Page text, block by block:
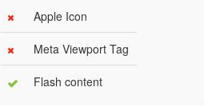
Apple Icon
Meta Viewport Tag
Flash content